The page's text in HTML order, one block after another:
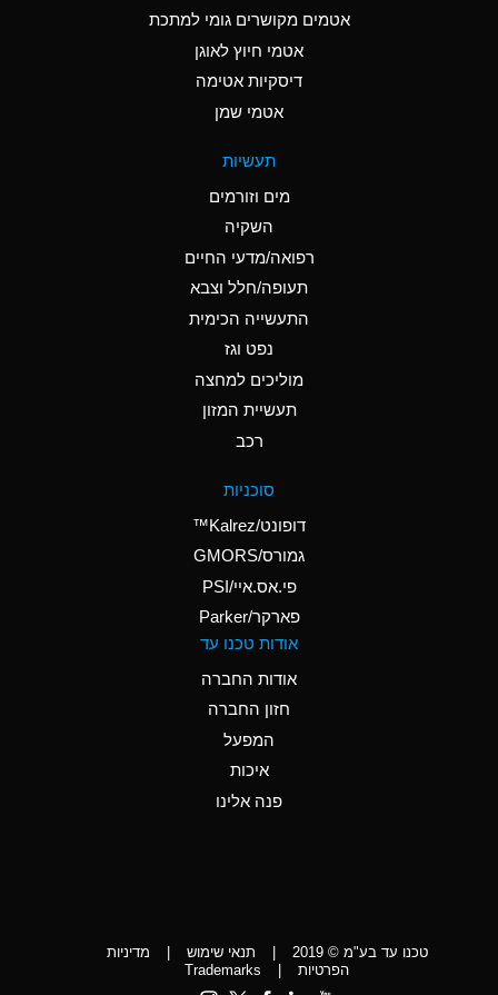
Ammonia Anhydrous
C
Ammonia Gas (cold)
A
Ammonia Gas (hot)
Ammonium Hydroxide
A
Ammonium Nitrate
Ammonium Nitrite
Ammonium Persulfate
Ammonium Phosphate
A
Ammonium Sulfate
*
Amyl Acetate (Banana
Aniline
D
אטמים מקושרים גומי למתכת
אטמי חיוץ לאוגן
דיסקיות אטימה
אטמי שמן
תעשיות
מים וזורמים
השקיה
רפואה/מדעי החיים
תעופה/חלל וצבא
התעשייה הכימית
נפט וגז
מוליכים למחצה
תעשיית המזון
רכב
סוכניות
דופונט/Kalrez™
גמורס/GMORS
פי.אס.איי/PSI
פארקר/Parker
אודות טכנו עד
אודות החברה
חזון החברה
המפעל
איכות
פנה אלינו
טכנו עד בע"מ © 2019 | תנאי שימוש |
מדיניות
הפרטיות
|
Trademarks